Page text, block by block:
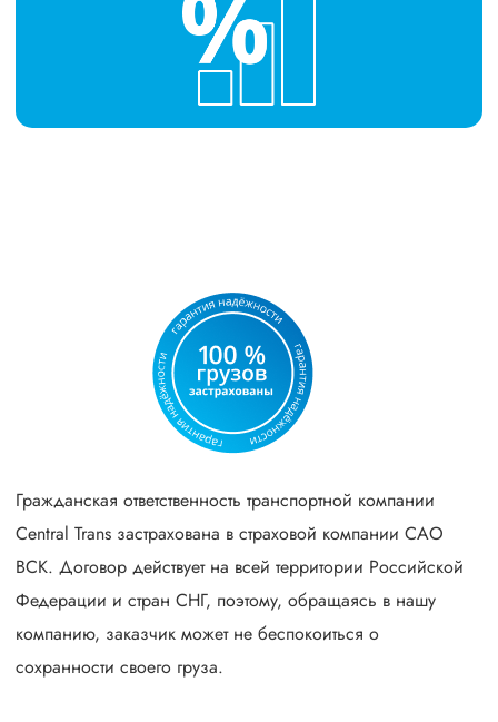
Гражданская ответственность транспортной компании
Central Trans застрахована в страховой компании САО
ВСК. Договор действует на всей территории Российской
Федерации и стран СНГ, поэтому, обращаясь в нашу
компанию, заказчик может не беспокоиться о
сохранности своего груза.